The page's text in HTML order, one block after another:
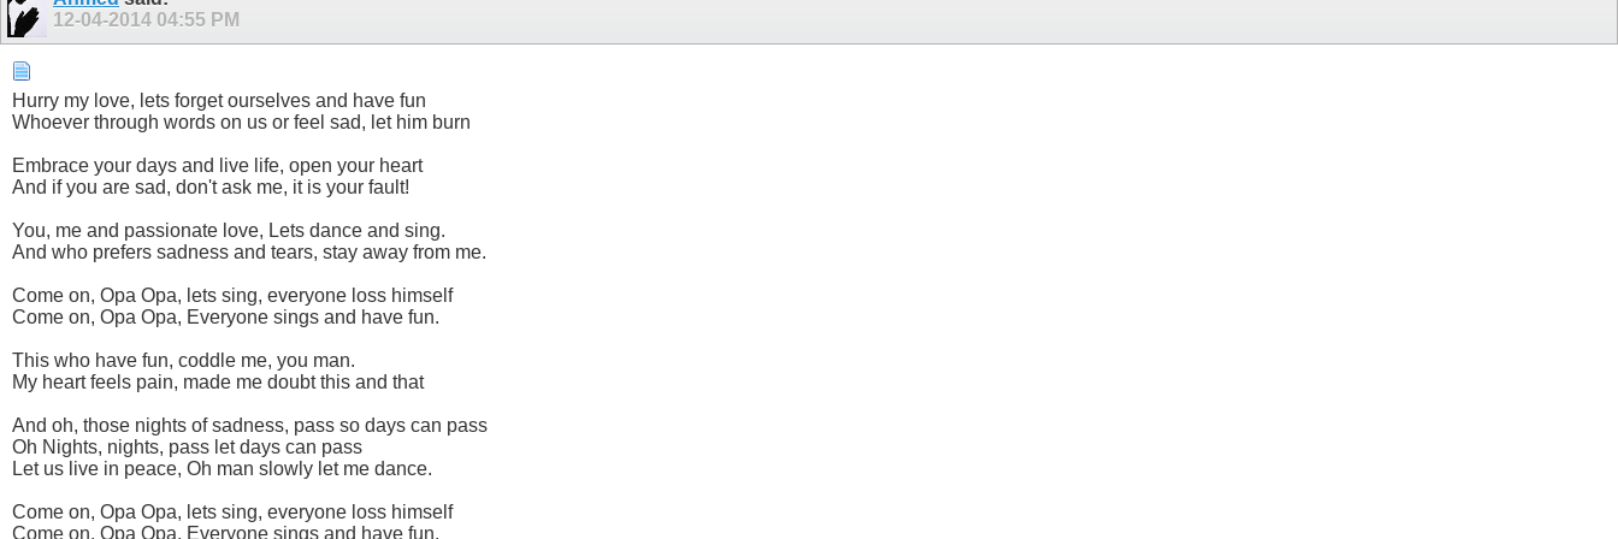
12-04-2014 04:55 PM
Hurry my love, lets forget ourselves and have fun
Whoever through words on us or feel sad, let him burn
Embrace your days and live life, open your heart
And if you are sad, don't ask me, it is your fault!
You, me and passionate love, Lets dance and sing.
And who prefers sadness and tears, stay away from me.
Come on, Opa Opa, lets sing, everyone loss himself
Come on, Opa Opa, Everyone sings and have fun.
This who have fun, coddle me, you man.
My heart feels pain, made me doubt this and that
And oh, those nights of sadness, pass so days can pass
Oh Nights, nights, pass let days can pass
Let us live in peace, Oh man slowly let me dance.
Come on, Opa Opa, lets sing, everyone loss himself
Come on, Opa Opa, Everyone sings and have fun.